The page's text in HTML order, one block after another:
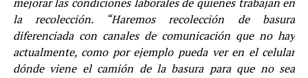
la recolección. “Haremos recolección de basura
diferenciada con canales de comunicación que no hay
actualmente, como por ejemplo pueda ver en el celular
dónde viene el camión de la basura para que no sea